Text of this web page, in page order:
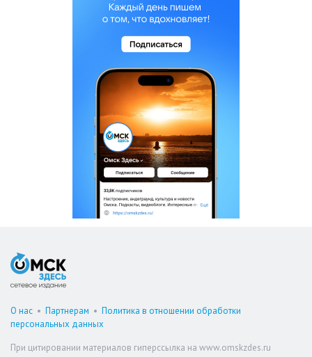
О нас • Партнерам • Политика в отношении обработки
персональных данных
При цитировании материалов гиперссылка на www.omskzdes.ru